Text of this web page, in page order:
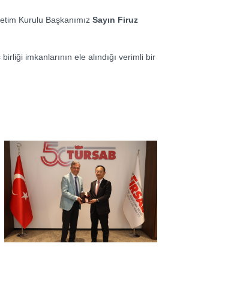
Kurulu Başkanımız Sayın Firuz
imkanlarının ele alındığı verimli bir